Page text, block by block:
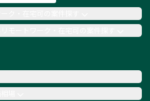
モートワーク・在宅可の案件探す